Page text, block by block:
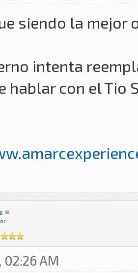
siendo la mejor
intenta
hablar con el Tio
02:26 AM